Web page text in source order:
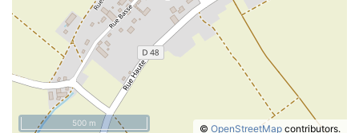
© OpenStreetMap contributors.
500 m